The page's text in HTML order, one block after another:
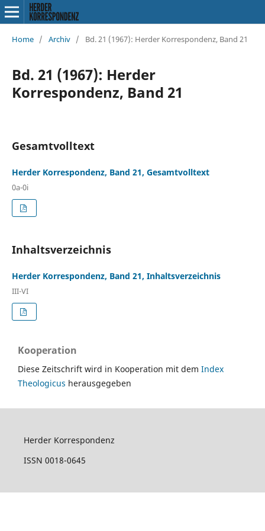
Home / Archiv / Bd. 21 (1967): Herder Korrespondenz, Band 21
Bd. 21 (1967): Herder
Korrespondenz, Band 21
Gesamtvolltext
Herder Korrespondenz, Band 21, Gesamtvolltext
0a-0i
Inhaltsverzeichnis
Herder Korrespondenz, Band 21, Inhaltsverzeichnis
III-VI
Kooperation
Diese Zeitschrift wird in Kooperation mit dem Index
Theologicus herausgegeben
Herder Korrespondenz
ISSN 0018-0645